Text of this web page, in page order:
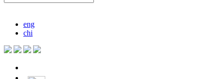
eng
chi